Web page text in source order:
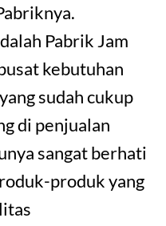
Pabrik Jam
kebutuhan
sudah cukup
di penjualan
sangat berhati
produk yang